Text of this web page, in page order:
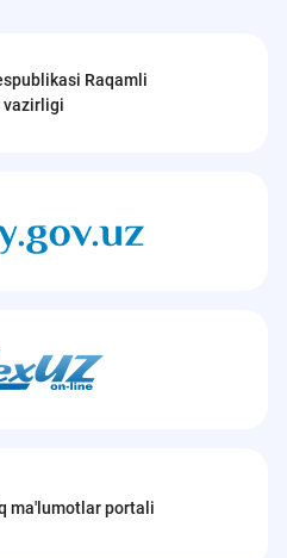
Raqamli
vazirligi
ma'lumotlar portali